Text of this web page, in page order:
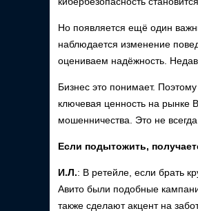
Но появляется ещё один
наблюдается изменение
оцениваем надёжность.
Бизнес это понимает.
ключевая ценность на рынке
мошенничества. Это не
Если подытожить,
И.Л.: В ретейле, если брать
Авито были подобные
также сделают акцент на